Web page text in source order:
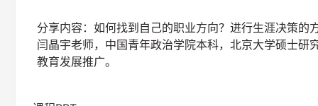
分享内容：如何找到自己的职业方向？进行生涯决策的
闫晶宇老师，中国青年政治学院本科，北京大学硕士
教育发展推广。